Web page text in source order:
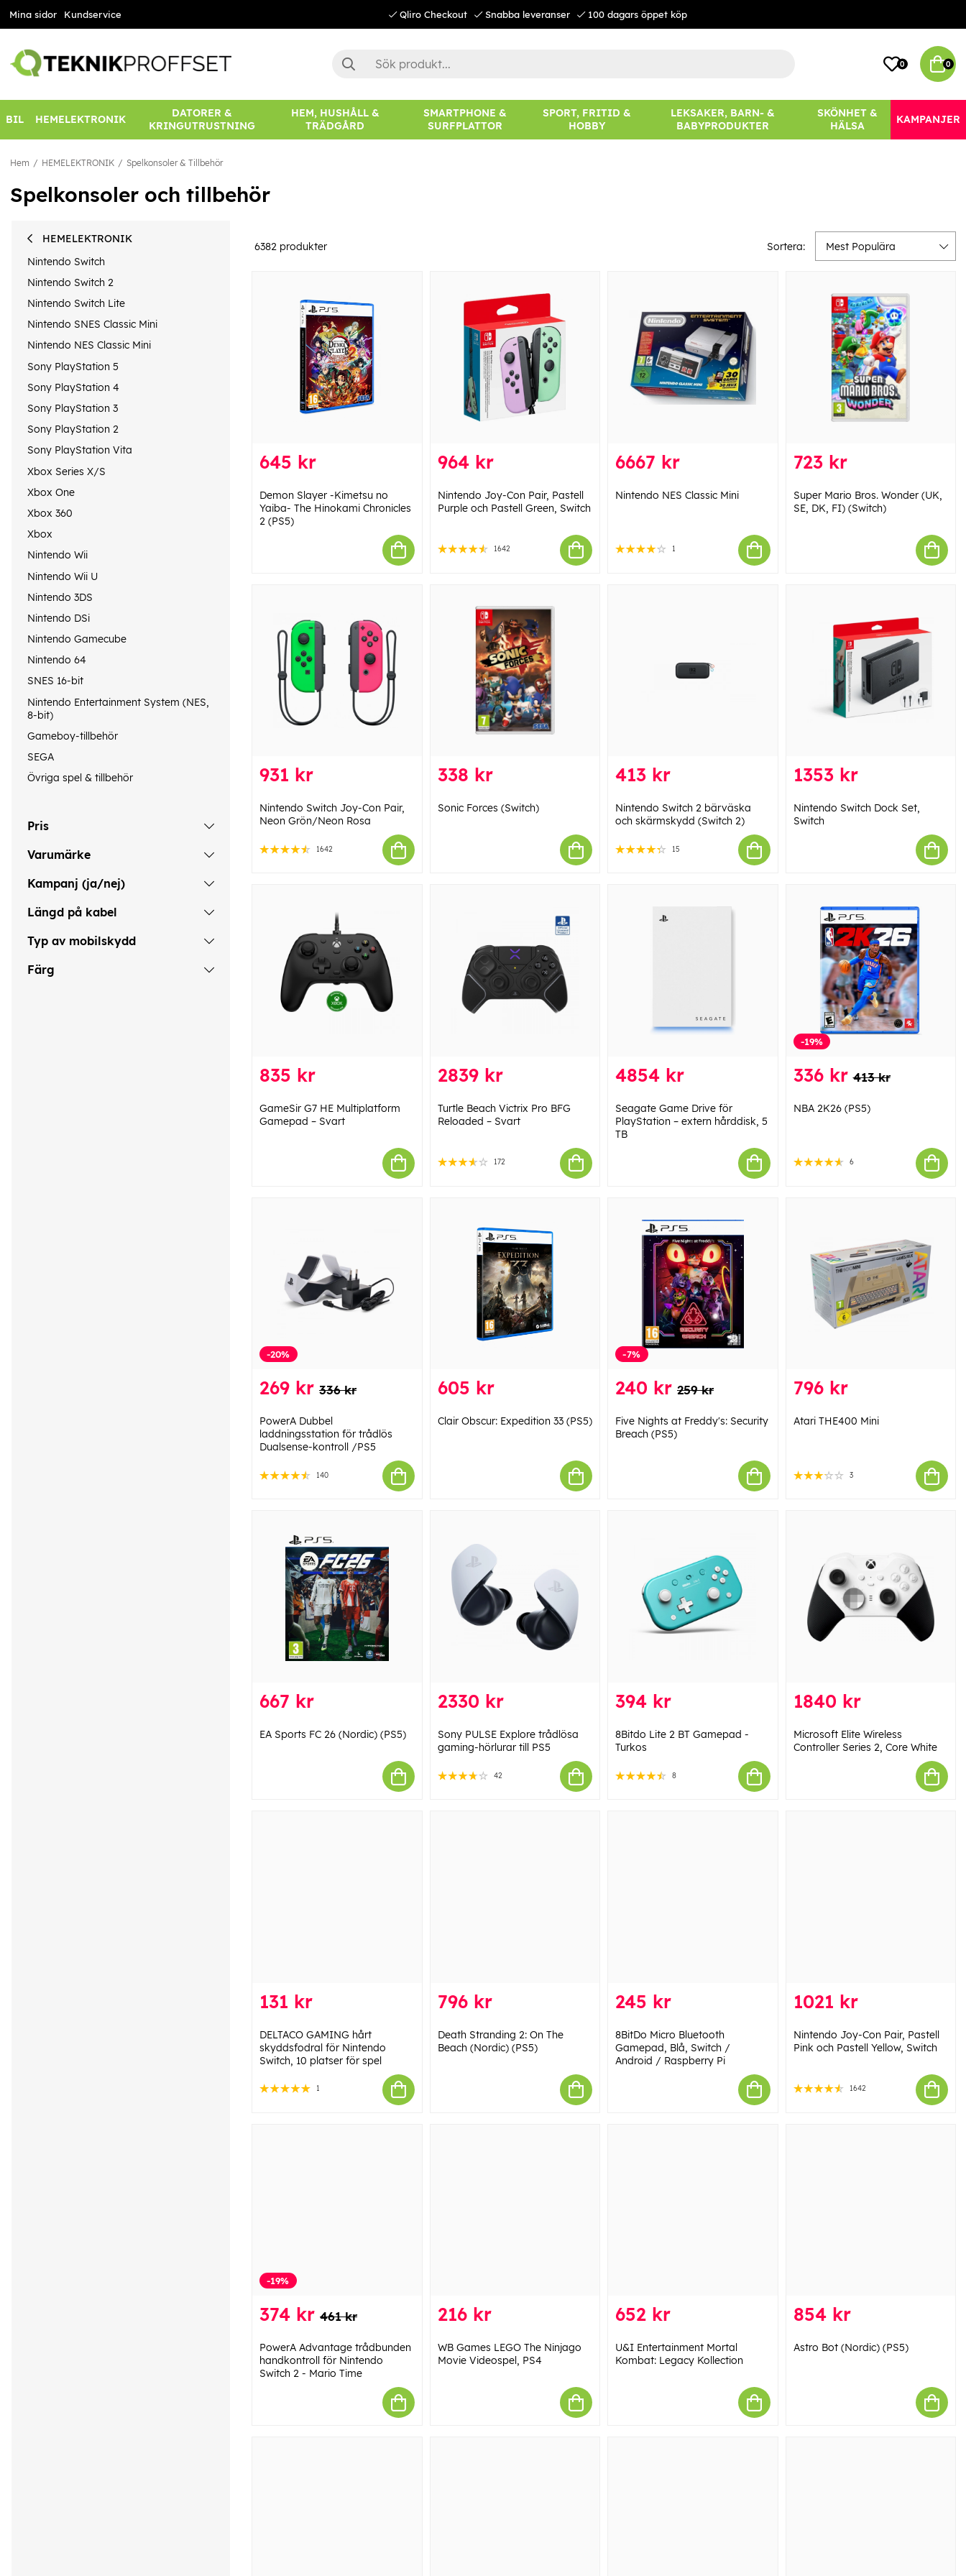
Mina sidor Kundservice Qliro Checkout Snabba leveranser 100 dagars öppet köp
0 0
BIL HEMELEKTRONIK
DATORER &
KRINGUTRUSTNING
HEM, HUSHÅLL &
TRÄDGÅRD
SMARTPHONE &
SURFPLATTOR
SPORT, FRITID &
HOBBY
LEKSAKER, BARN- &
BABYPRODUKTER
SKÖNHET &
HÄLSA
KAMPANJER
Hem HEMELEKTRONIK Spelkonsoler & Tillbehör
Spelkonsoler och tillbehör
HEMELEKTRONIK
Nintendo Switch
Nintendo Switch 2
Nintendo Switch Lite
Nintendo SNES Classic Mini
Nintendo NES Classic Mini
Sony PlayStation 5
Sony PlayStation 4
Sony PlayStation 3
Sony PlayStation 2
Sony PlayStation Vita
Xbox Series X/S
Xbox One
Xbox 360
Xbox
Nintendo Wii
Nintendo Wii U
Nintendo 3DS
Nintendo DSi
Nintendo Gamecube
Nintendo 64
SNES 16-bit
Nintendo Entertainment System (NES,
8-bit)
Gameboy-tillbehör
SEGA
Övriga spel & tillbehör
Pris
Varumärke
Kampanj (ja/nej)
Längd på kabel
Typ av mobilskydd
Färg
6382 produkter Sortera: Mest Populära
645 kr
Demon Slayer -Kimetsu no
Yaiba- The Hinokami Chronicles
2 (PS5)
964 kr
Nintendo Joy-Con Pair, Pastell
Purple och Pastell Green, Switch
1642
6667 kr
Nintendo NES Classic Mini
1
723 kr
Super Mario Bros. Wonder (UK,
SE, DK, FI) (Switch)
931 kr
Nintendo Switch Joy-Con Pair,
Neon Grön/Neon Rosa
1642
338 kr
Sonic Forces (Switch)
413 kr
Nintendo Switch 2 bärväska
och skärmskydd (Switch 2)
15
1353 kr
Nintendo Switch Dock Set,
Switch
835 kr
GameSir G7 HE Multiplatform
Gamepad – Svart
2839 kr
Turtle Beach Victrix Pro BFG
Reloaded – Svart
172
4854 kr
Seagate Game Drive för
PlayStation – extern hårddisk, 5
TB
-19%
336 kr 413 kr
NBA 2K26 (PS5)
6
-20%
269 kr 336 kr
PowerA Dubbel
laddningsstation för trådlös
Dualsense-kontroll /PS5
140
605 kr
Clair Obscur: Expedition 33 (PS5)
-7%
240 kr 259 kr
Five Nights at Freddy's: Security
Breach (PS5)
796 kr
Atari THE400 Mini
3
667 kr
EA Sports FC 26 (Nordic) (PS5)
2330 kr
Sony PULSE Explore trådlösa
gaming-hörlurar till PS5
42
394 kr
8Bitdo Lite 2 BT Gamepad -
Turkos
8
1840 kr
Microsoft Elite Wireless
Controller Series 2, Core White
131 kr
DELTACO GAMING hårt
skyddsfodral för Nintendo
Switch, 10 platser för spel
1
796 kr
Death Stranding 2: On The
Beach (Nordic) (PS5)
245 kr
8BitDo Micro Bluetooth
Gamepad, Blå, Switch /
Android / Raspberry Pi
1021 kr
Nintendo Joy-Con Pair, Pastell
Pink och Pastell Yellow, Switch
1642
-19%
374 kr 461 kr
PowerA Advantage trådbunden
handkontroll för Nintendo
Switch 2 - Mario Time
216 kr
WB Games LEGO The Ninjago
Movie Videospel, PS4
652 kr
U&I Entertainment Mortal
Kombat: Legacy Kollection
854 kr
Astro Bot (Nordic) (PS5)